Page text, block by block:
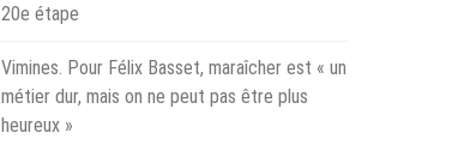
20e étape
Vimines. Pour Félix Basset, maraîcher est « un
métier dur, mais on ne peut pas être plus
heureux »